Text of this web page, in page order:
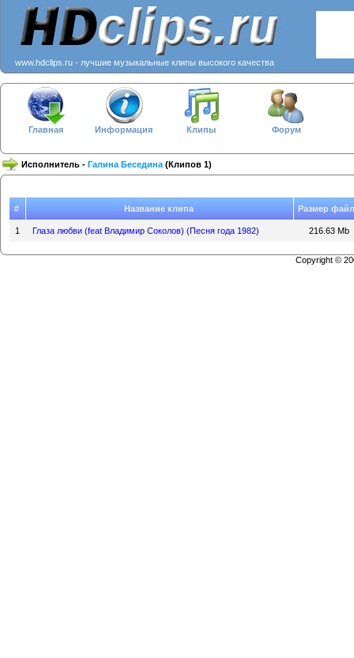
www.hdclips.ru - лучшие музыкальные клипы высокого качества
Главная Информация Клипы Форум
Исполнитель - Галина Беседина (Клипов 1)
# Название клипа Размер
1 Глаза любви (feat Владимир Соколов) (Песня года 1982) 216.63 Mb
Copyright ©